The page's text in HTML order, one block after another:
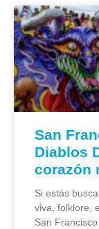
San
Diablos
corazón
Si estás
viva, folklore,
San